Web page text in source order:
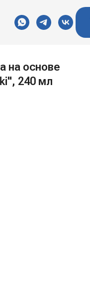
на основе
240 мл